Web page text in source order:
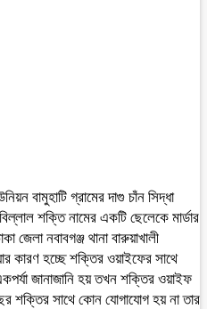
বামুহাটি গ্রামের দাগু চাঁন সিদ্ধা
শক্তি নামের একটি ছেলেকে মার্ডার
জেলা নবাবগঞ্জ থানা বারুয়াখালী
কারণ হচ্ছে শক্তির ওয়াইফের সাথে
জানাজানি হয় তখন শক্তির ওয়াইফ
শক্তির সাথে কোন যোগাযোগ হয় না তার